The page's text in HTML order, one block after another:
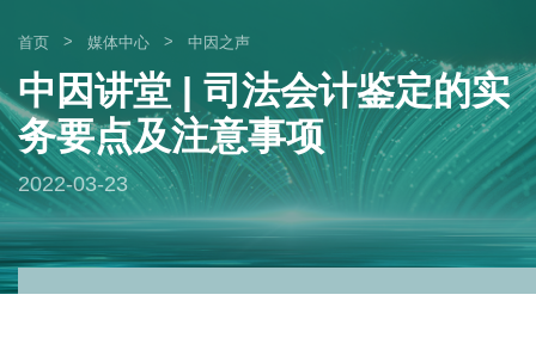
首页 > 媒体中心 > 中因之声
中因讲堂 | 司法会计鉴定的实
务要点及注意事项
2022-03-23